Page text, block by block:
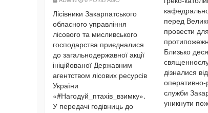
Лісівники Закарпатського
обласного управління
лісового та мисливського
господарства приєдналися
до загальнодержавної акції
ініційованої Державним
агентством лісових ресурсів
України
«#Нагодуй_птахів_взимку».
У передачі годівниць до
перед
провести
Близько
дізналися
оперативно-
служби
уникнути